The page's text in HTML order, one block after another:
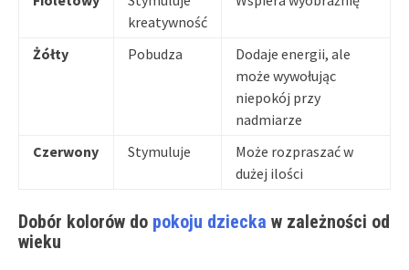
kreatywność
Żółty Pobudza
Dodaje energii, ale
może wywołując
niepokój przy
nadmiarze
Czerwony
Stymuluje
Może rozpraszać w
dużej ilości
Dobór kolorów do pokoju dziecka w zależności od
wieku